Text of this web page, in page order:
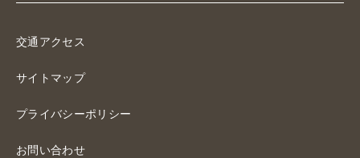
交通アクセス
サイトマップ
プライバシーポリシー
お問い合わせ